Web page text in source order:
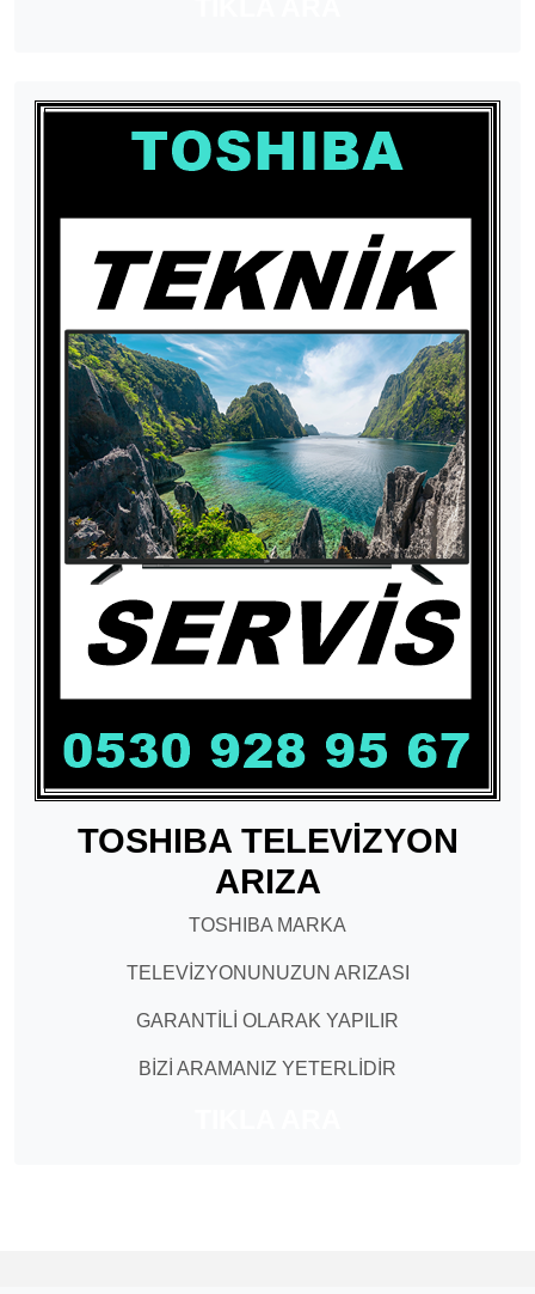
TOSHIBA TELEVİZYON
ARIZA
TOSHIBA MARKA
TELEVİZYONUNUZUN ARIZASI
GARANTİLİ OLARAK YAPILIR
BİZİ ARAMANIZ YETERLİDİR